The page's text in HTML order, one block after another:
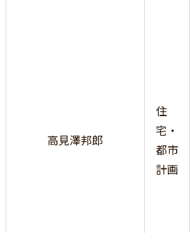
高見澤邦郎
住
宅・
都市
計画